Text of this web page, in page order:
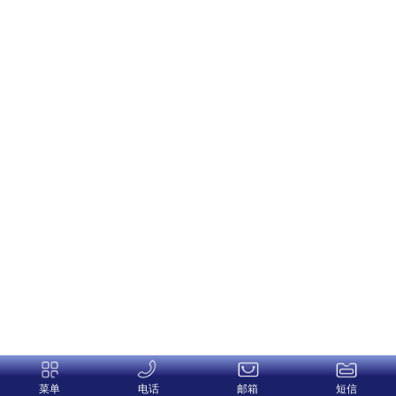
菜单 电话 邮箱 短信